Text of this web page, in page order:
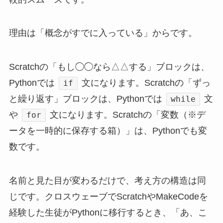
理由は「概念がすでに入っている」からです。
Scratchの「もし◯◯なら△△する」ブロックは、
Pythonでは
if
文になります。Scratchの「ずっ
と繰り返す」ブロックは、Pythonでは
while
文
や
for
文になります。Scratchの「変数（※デ
ータを一時的に保存する箱）」は、Pythonでも変
数です。
名前と見た目が変わるだけで、考え方の構造は同
じです。クロスウェーブでScratchやMakeCodeを
経験した生徒がPythonに移行するとき、「あ、こ